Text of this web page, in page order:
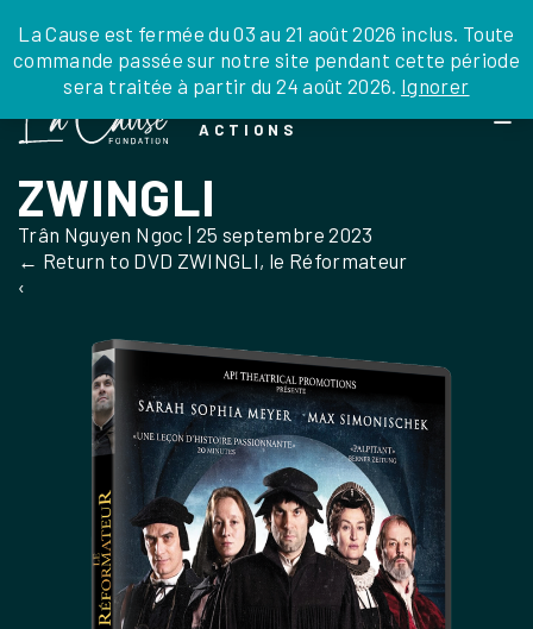
to
the
La Cause est fermée du 03 au 21 août 2026 inclus. Toute
commande passée sur notre site pendant cette période
sera traitée à partir du 24 août 2026. Ignorer
JE DONNE JE PARRAINE NOUS SOUTENIR
DEPUIS LA FRANCE
DEPUIS L’INTERNATIONAL
EN TANT QU’ORGANISATION
0 ARTICLE
ACTIONS
ZWINGLI
Trân Nguyen Ngoc | 25 septembre 2023
← Return to DVD ZWINGLI, le Réformateur
‹